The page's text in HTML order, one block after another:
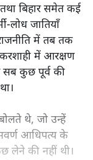
बिहार समेत कई
लोध जातियाँ
में तब तक
में आरक्षण
कुछ पूर्व की
थे, जो उन्हें
आधिपत्य के
लेने की नहीं थी।